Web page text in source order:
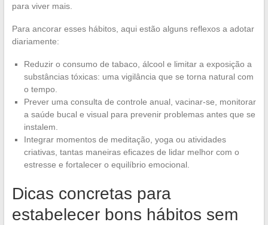
para viver mais.
Para ancorar esses hábitos, aqui estão alguns reflexos a adotar
diariamente:
Reduzir o consumo de tabaco, álcool e limitar a exposição a
substâncias tóxicas: uma vigilância que se torna natural com
o tempo.
Prever uma consulta de controle anual, vacinar-se, monitorar
a saúde bucal e visual para prevenir problemas antes que se
instalem.
Integrar momentos de meditação, yoga ou atividades
criativas, tantas maneiras eficazes de lidar melhor com o
estresse e fortalecer o equilíbrio emocional.
Dicas concretas para
estabelecer bons hábitos sem